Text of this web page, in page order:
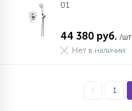
01
44 380 руб. /шт
Нет в наличии
1